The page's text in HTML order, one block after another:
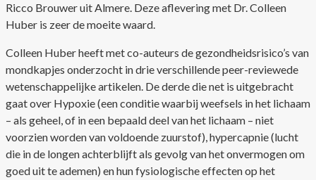
Ricco Brouwer uit Almere. Deze aflevering met Dr. Colleen
Huber is zeer de moeite waard.
Colleen Huber heeft met co-auteurs de gezondheidsrisico’s van
mondkapjes onderzocht in drie verschillende peer-reviewede
wetenschappelijke artikelen. De derde die net is uitgebracht
gaat over Hypoxie (een conditie waarbij weefsels in het lichaam
– als geheel, of in een bepaald deel van het lichaam – niet
voorzien worden van voldoende zuurstof), hypercapnie (lucht
die in de longen achterblijft als gevolg van het onvermogen om
goed uit te ademen) en hun fysiologische effecten op het